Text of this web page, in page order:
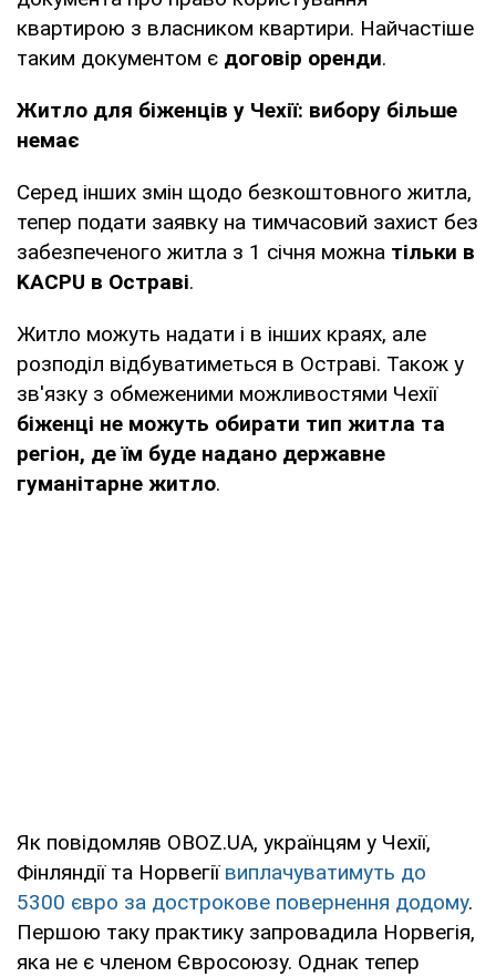
квартирою з власником квартири. Найчастіше
таким документом є договір оренди.
Житло для біженців у Чехії: вибору більше
немає
Серед інших змін щодо безкоштовного житла,
тепер подати заявку на тимчасовий захист без
забезпеченого житла з 1 січня можна тільки в
KACPU в Остраві.
Житло можуть надати і в інших краях, але
розподіл відбуватиметься в Остраві. Також у
зв'язку з обмеженими можливостями Чехії
біженці не можуть обирати тип житла та
регіон, де їм буде надано державне
гуманітарне житло.
Як повідомляв OBOZ.UA, українцям у Чехії,
Фінляндії та Норвегії виплачуватимуть до
5300 євро за дострокове повернення додому.
Першою таку практику запровадила Норвегія,
яка не є членом Євросоюзу. Однак тепер